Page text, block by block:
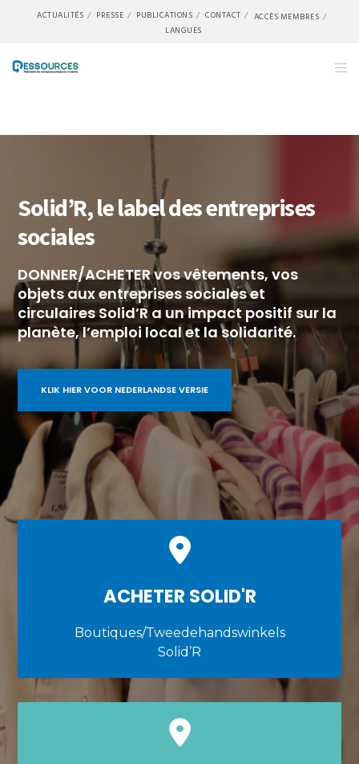
ACTUALITÉS PRESSE PUBLICATIONS CONTACT
ACCÈS MEMBRES
LANGUES
Solid’R, le label des entreprises
sociales
DONNER/ACHETER vos vêtements, vos
objets aux entreprises sociales et
circulaires Solid’R a un impact positif sur la
planète, l’emploi local et la solidarité.
KLIK HIER VOOR NEDERLANDSE VERSIE
ACHETER SOLID'R
Boutiques/Tweedehandswinkels
Solid’R